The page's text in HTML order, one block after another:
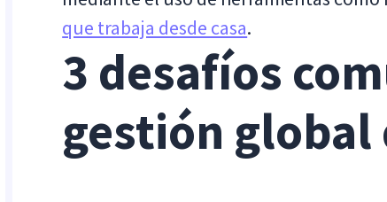
que trabaja desde casa.
3 desafíos
gestión global